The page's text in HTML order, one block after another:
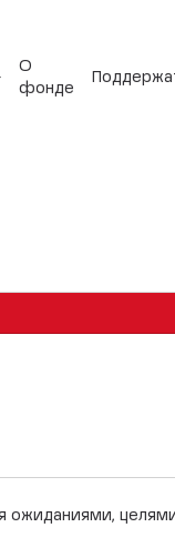
О
фонде
ожиданиями,